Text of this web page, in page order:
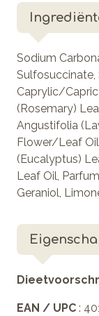
Sodium
Sulfosuccinate,
Caprylic/Capric
(Rosemary)
Angustifolia
Flower/Leaf
(Eucalyptus)
Leaf Oil,
Geraniol,
EAN / UPC :